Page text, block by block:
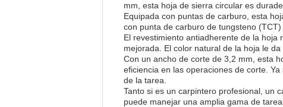
mm, esta hoja de sierra circular es
Equipada con puntas de carburo, esta
con punta de carburo de tungsteno
El revestimiento antiadherente de la
mejorada. El color natural de la hoja le
Con un ancho de corte de 3,2 mm, esta
eficiencia en las operaciones de corte.
de la tarea.
Tanto si es un carpintero profesional, un
puede manejar una amplia gama de